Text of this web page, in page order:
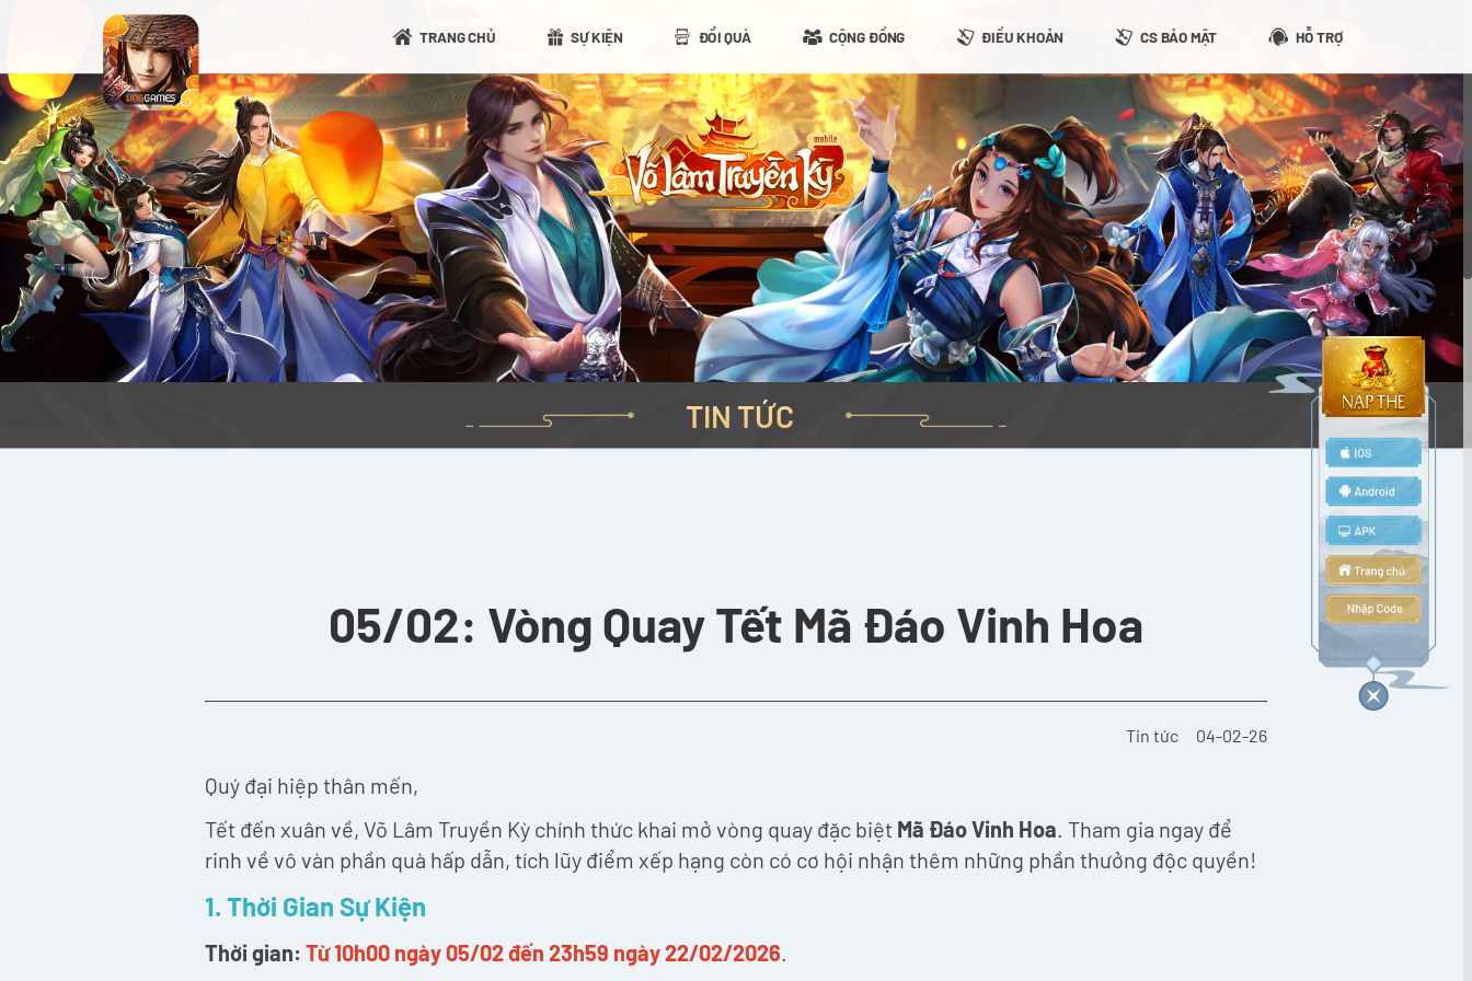
TIN TỨC
05/02: Vòng Quay Tết Mã Đáo Vinh Hoa
Tin tức 04-02-26
Quý đại hiệp thân mến,
Tết đến xuân về, Võ Lâm Truyền Kỳ chính thức khai mở vòng quay đặc biệt Mã Đáo Vinh Hoa. Tham gia ngay để
rinh về vô vàn phần quà hấp dẫn, tích lũy điểm xếp hạng còn có cơ hội nhận thêm những phần thưởng độc quyền!
1. Thời Gian Sự Kiện
Thời gian: Từ 10h00 ngày 05/02 đến 23h59 ngày 22/02/2026.
TRANG CHỦ SỰ KIỆN ĐỔI QUÀ CỘNG ĐỒNG ĐIỀU KHOẢN CS BẢO MẬT HỖ TRỢ